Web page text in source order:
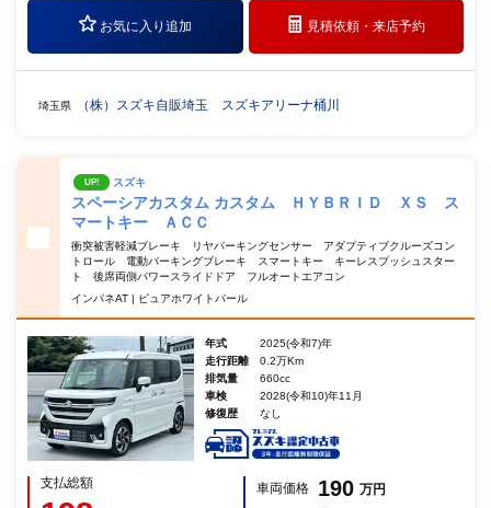
お気に入り追加 見積依頼・来店予約
埼玉県 （株）スズキ自販埼玉 スズキアリーナ桶川
UP! スズキ
スペーシアカスタム カスタム ＨＹＢＲＩＤ ＸＳ ス
マートキー ＡＣＣ
衝突被害軽減ブレーキ リヤパーキングセンサー アダプティブクルーズコン
トロール 電動パーキングブレーキ スマートキー キーレスプッシュスター
ト 後席両側パワースライドドア フルオートエアコン
インパネAT | ピュアホワイトパール
年式
2025(令和7)年
走行距離
0.2万Km
排気量
660cc
車検
2028(令和10)年11月
修復歴
なし
支払総額 車両価格 190 万円